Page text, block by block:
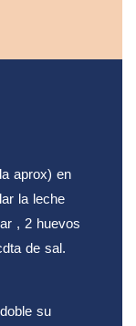
aprox) en
la leche
, 2 huevos
de sal.
su